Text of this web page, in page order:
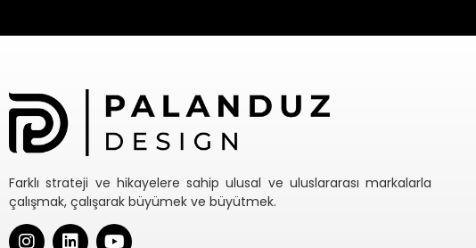
Farklı strateji ve hikayelere sahip ulusal ve uluslararası markalarla
çalışmak, çalışarak büyümek ve büyütmek.